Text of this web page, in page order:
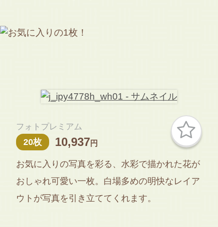
フォトプレミアム
20枚 10,937円
お気に入りの写真を彩る、水彩で描かれた花が
おしゃれ可愛い一枚。白場多めの明快なレイア
ウトが写真を引き立ててくれます。